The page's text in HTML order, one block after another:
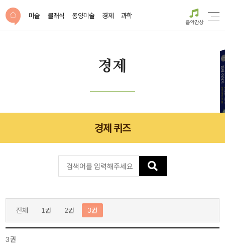
미술 클래식 동양미술 경제 과학
음악감상
경제
경제 퀴즈
전체 1권 2권 3권
3권